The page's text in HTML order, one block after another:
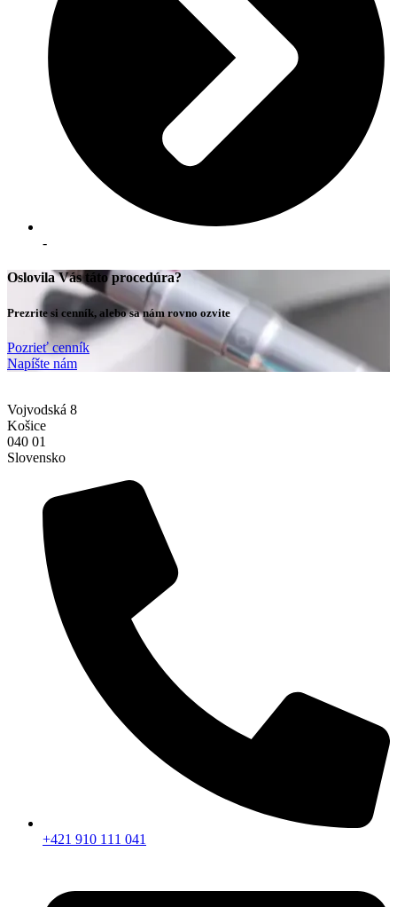
-
Oslovila Vás táto procedúra?
Prezrite si cenník, alebo sa nám rovno ozvite
Pozrieť cenník
Napíšte nám
Vojvodská 8
Košice
040 01
Slovensko
+421 910 111 041